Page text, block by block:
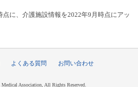
点に、介護施設情報を2022年9月時点にアッ
よくある質問 お問い合わせ
Medical Association, All Rights Reserved.